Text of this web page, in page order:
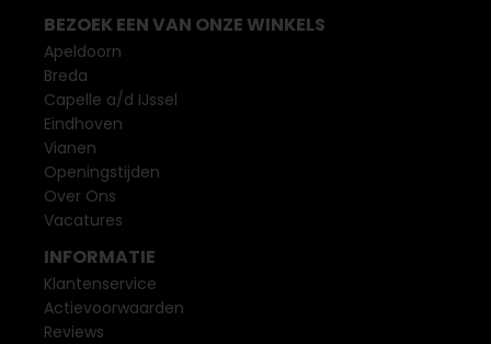
BEZOEK EEN VAN ONZE WINKELS
Apeldoorn
Breda
Capelle a/d IJssel
Eindhoven
Vianen
Openingstijden
Over Ons
Vacatures
INFORMATIE
Klantenservice
Actievoorwaarden
Reviews